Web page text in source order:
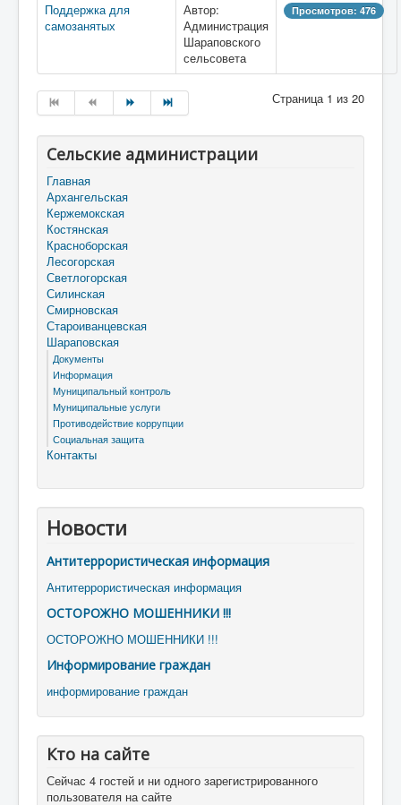
Поддержка для
самозанятых
Автор:
Администрация
Шараповского
сельсовета
Просмотров: 476
Страница 1 из 20
Сельские администрации
Главная
Архангельская
Кержемокская
Костянская
Красноборская
Лесогорская
Светлогорская
Силинская
Смирновская
Староиванцевская
Шараповская
Документы
Информация
Муниципальный контроль
Муниципальные услуги
Противодействие коррупции
Социальная защита
Контакты
Новости
Антитеррористическая информация
Антитеррористическая информация
ОСТОРОЖНО МОШЕННИКИ !!!
ОСТОРОЖНО МОШЕННИКИ !!!
Информирование граждан
информирование граждан
Кто на сайте
Сейчас 4 гостей и ни одного зарегистрированного
пользователя на сайте